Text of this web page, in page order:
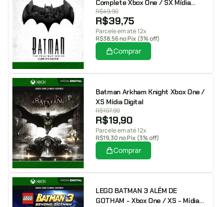
Complete Xbox One / SX Mídia
Digital
R$49,90
R$39,75
Parcele em até 12x
R$38,56no Pix (3% off)
Comprar
Batman Arkham Knight Xbox One /
XS Mídia Digital
R$107,90
R$19,90
Parcele em até 12x
R$19,30no Pix (3% off)
Comprar
LEGO BATMAN 3 ALÉM DE
GOTHAM - Xbox One / XS - Mídia